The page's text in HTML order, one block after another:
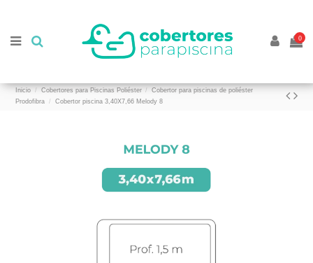
0
Inicio Cobertores para Piscinas Poliéster
Cobertor para piscinas de poliéster
Prodofibra
Cobertor piscina 3,40X7,66 Melody 8